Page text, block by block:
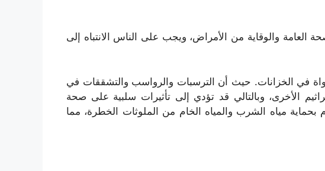
والوقاية من الأمراض، ويجب على الناس الانتباه إلى
في الخزانات. حيث أن الترسبات والرواسب والتشققات في
الأخرى، وبالتالي قد تؤدي إلى تأثيرات سلبية على صحة
بحماية مياه الشرب والمياه الخام من الملوثات الخطرة، مما